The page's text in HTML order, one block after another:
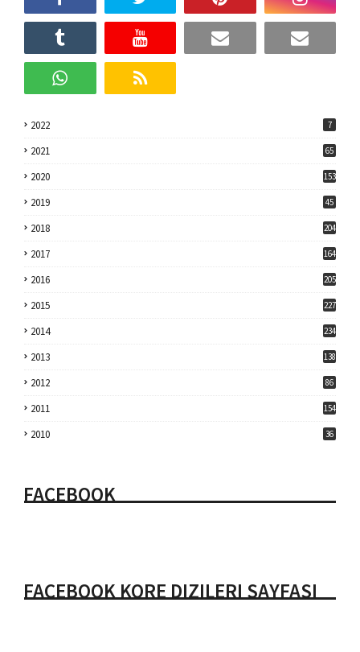
2022 7
2021 65
2020 153
2019 45
2018 204
2017 164
2016 205
2015 227
2014 234
2013 138
2012 86
2011 154
2010 36
FACEBOOK
FACEBOOK KORE DIZILERI SAYFASI